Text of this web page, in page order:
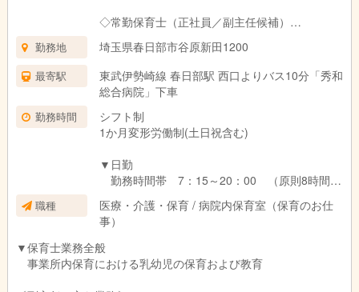
ていただいています）
夕食後の主な業務
・寝かしつけ
・ミルク対応（授乳）
・夜泣き対応
休憩時間は6時間ありますが、状況に応じてお子さんへの対応が
発生する場合があります。
◇常勤保育士（正社員／副主任候補）
【月給例】
2年以上 基本給190,300円＋資格手当15,000円
＋副主任手当25,000円 ／計230,300円
5年以上 基本給193,300円＋資格手当20,000円
＋副主任手当25,000円 ／計238,300円
10年以上 基本給195,300円＋資格手当30,000
円＋副主任手当25,000円 ／計250,300円
※上記の金額に、夜勤手当12,000円（1回6,000
円 × 月2回）を加算した金額が、月収の想定額と
なります
▽諸手当
夜勤手当 1回6,000円 (月2回程度)
残業手当（25％増）／ 深夜手当（25％増）
勤務地 埼玉県春日部市谷原新田1200
最寄駅
東武伊勢崎線 春日部駅 西口よりバス10分「秀和
総合病院」下車
勤務時間
シフト制
1か月変形労働制(土日祝含む)
▼日勤
勤務時間帯 7：15～20：00 （原則8時間の
シフト）
【休憩】60分
【残業】少なめ（月平均10時間以内）
▼夜勤 16:00～翌8:00
職種
医療・介護・保育 / 病院内保育室（保育のお仕
事）
▼保育士業務全般
事業所内保育における乳幼児の保育および教育